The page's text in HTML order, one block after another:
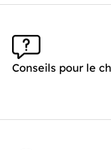
Conseils pour le